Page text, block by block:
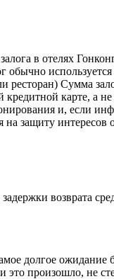
в отелях
Сумма
карте, а
и, если
защиту
возврата
долгое
произошло, не